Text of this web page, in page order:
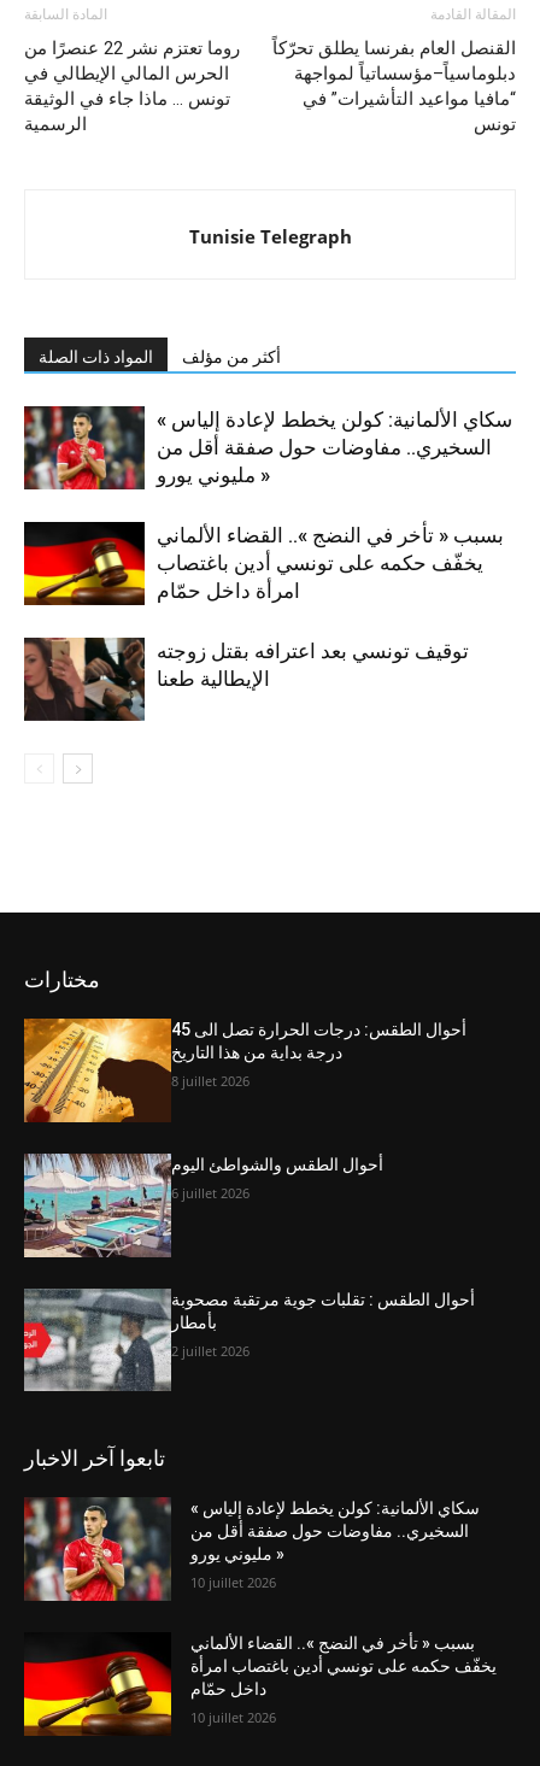
المادة السابقة
روما تعتزم نشر 22 عنصرًا من
الحرس المالي الإيطالي في
تونس … ماذا جاء في الوثيقة
الرسمية
المقالة القادمة
القنصل العام بفرنسا يطلق تحرّكاً
دبلوماسياً–مؤسساتياً لمواجهة
“مافيا مواعيد التأشيرات” في
تونس
Tunisie Telegraph
المواد ذات الصلة أكثر من مؤلف
« سكاي الألمانية: كولن يخطط لإعادة إلياس
السخيري.. مفاوضات حول صفقة أقل من
مليوني يورو »
بسبب « تأخر في النضج ».. القضاء الألماني
يخفّف حكمه على تونسي أدين باغتصاب
امرأة داخل حمّام
توقيف تونسي بعد اعترافه بقتل زوجته
الإيطالية طعنا
مختارات
أحوال الطقس: درجات الحرارة تصل الى 45
درجة بداية من هذا التاريخ
8 juillet 2026
أحوال الطقس والشواطئ اليوم
6 juillet 2026
أحوال الطقس : تقلبات جوية مرتقبة مصحوبة
بأمطار
2 juillet 2026
تابعوا آخر الاخبار
« سكاي الألمانية: كولن يخطط لإعادة إلياس
السخيري.. مفاوضات حول صفقة أقل من
مليوني يورو »
10 juillet 2026
بسبب « تأخر في النضج ».. القضاء الألماني
يخفّف حكمه على تونسي أدين باغتصاب امرأة
داخل حمّام
10 juillet 2026